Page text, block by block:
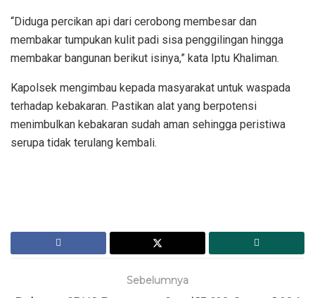
“Diduga percikan api dari cerobong membesar dan
membakar tumpukan kulit padi sisa penggilingan hingga
membakar bangunan berikut isinya,” kata Iptu Khaliman.
Kapolsek mengimbau kepada masyarakat untuk waspada
terhadap kebakaran. Pastikan alat yang berpotensi
menimbulkan kebakaran sudah aman sehingga peristiwa
serupa tidak terulang kembali.
Sebelumnya